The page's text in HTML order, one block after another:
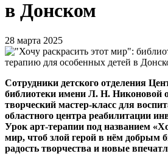
в Донском
28 марта 2025
Сотрудники детского отделения
библиотеки имени Л. Н. Никоновой
творческий мастер-класс для
областного центра реабилитации
Урок арт-терапии под названием
мир, чтоб злой герой в нём добрым
радость творчества и новые